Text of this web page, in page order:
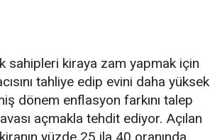
sahipleri kiraya zam yapmak için
tahliye edip evini daha yüksek
dönem enflasyon farkını talep
açmakla tehdit ediyor. Açılan
yüzde 25 ila 40 oranında